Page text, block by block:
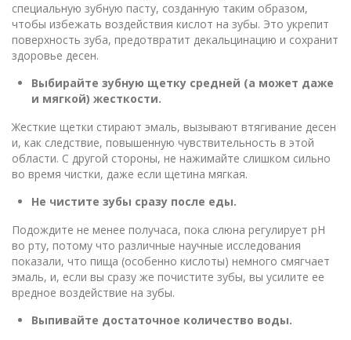
специальную зубную пасту, созданную таким образом,
чтобы избежать воздействия кислот на зубы. Это укрепит
поверхность зуба, предотвратит декальцинацию и сохранит
здоровье десен.
Выбирайте зубную щетку средней (а может даже
и мягкой) жесткости.
Жесткие щетки стирают эмаль, вызывают втягивание десен
и, как следствие, повышенную чувствительность в этой
области. С другой стороны, не нажимайте слишком сильно
во время чистки, даже если щетина мягкая.
Не чистите зубы сразу после еды.
Подождите не менее получаса, пока слюна регулирует pH
во рту, потому что различные научные исследования
показали, что пища (особенно кислоты) немного смягчает
эмаль, и, если вы сразу же почистите зубы, вы усилите ее
вредное воздействие на зубы.
Выпивайте достаточное количество воды.